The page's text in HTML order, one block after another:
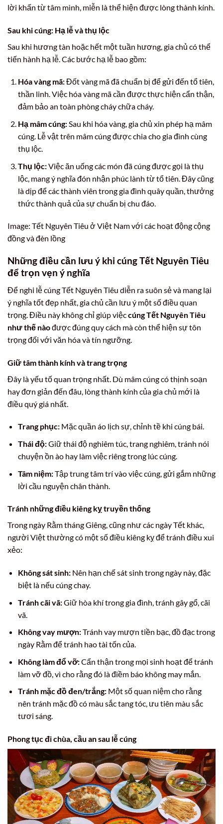
lời khấn từ tâm mình, miễn là thể hiện được lòng thành kính.
Sau khi cúng: Hạ lễ và thụ lộc
Sau khi hương tàn hoặc hết một tuần hương, gia chủ có thể
tiến hành hạ lễ. Các bước hạ lễ bao gồm:
Hóa vàng mã:Đốt vàng mã đã chuẩn bị để gửi đến tổ tiên,
thần linh. Việc hóa vàng mã cần được thực hiện cẩn thận,
đảm bảo an toàn phòng cháy chữa cháy.
Hạ mâm cúng:Sau khi hóa vàng, gia chủ xin phép hạ mâm
cúng. Lễ vật trên mâm cúng được chia cho gia đình cùng
thụ lộc.
Thụ lộc:Việc ăn uống các món đã cúng được gọi là thụ
lộc, mang ý nghĩa đón nhận phúc lành từ tổ tiên. Đây cũng
là dịp để các thành viên trong gia đình quây quần, thưởng
thức thành quả của sự chuẩn bị chu đáo.
Image: Tết Nguyên Tiêu ở Việt Nam với các hoạt động cộng
đồng và đèn lồng
Những điều cần lưu ý khi cúng Tết Nguyên Tiêu
để trọn vẹn ý nghĩa
Để nghi lễ cúng Tết Nguyên Tiêu diễn ra suôn sẻ và mang lại
ý nghĩa tốt đẹp nhất, gia chủ cần lưu ý một số điều quan
trọng. Điều này không chỉ giúp việccúng Tết Nguyên Tiêu
như thế nàođược đúng quy cách mà còn thể hiện sự tôn
trọng đối với văn hóa và tín ngưỡng.
Giữ tâm thành kính và trang trọng
Đây là yếu tố quan trọng nhất. Dù mâm cúng có thịnh soạn
hay đơn giản đến đâu, lòng thành kính của gia chủ mới là
điều quý giá nhất.
Trang phục:Mặc quần áo lịch sự, chỉnh tề khi cúng bái.
Thái độ:Giữ thái độ nghiêm túc, trang nghiêm, tránh nói
chuyện ồn ào hay làm việc riêng trong lúc cúng.
Tâm niệm:Tập trung tâm trí vào việc cúng, gửi gắm những
lời cầu nguyện chân thành.
Tránh những điều kiêng kỵ truyền thống
Trong ngày Rằm tháng Giêng, cũng như các ngày Tết khác,
người Việt thường có một số điều kiêng kỵ để tránh điều xui
xẻo:
Không sát sinh:Nên hạn chế sát sinh trong ngày này, đặc
biệt là nếu cúng chay.
Tránh cãi vã:Giữ hòa khí trong gia đình, tránh gây gổ, cãi
vã.
Không vay mượn:Tránh vay mượn tiền bạc, đồ đạc trong
ngày Rằm để tránh hao tài tốn của.
Không làm đổ vỡ:Cẩn thận trong mọi sinh hoạt để tránh
làm vỡ đồ, vì cho rằng đó là điềm báo không may mắn.
Tránh mặc đồ đen/trắng:Một số quan niệm cho rằng
nên tránh mặc đồ có màu sắc tang tóc, ưu tiên màu sắc
tươi sáng.
Phong tục đi chùa, cầu an sau lễ cúng